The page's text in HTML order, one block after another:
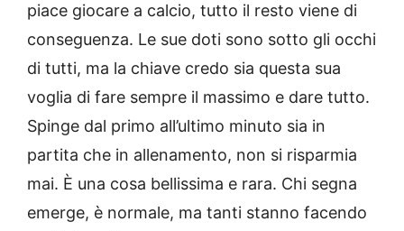
piace giocare a calcio, tutto il resto viene di
conseguenza. Le sue doti sono sotto gli occhi
di tutti, ma la chiave credo sia questa sua
voglia di fare sempre il massimo e dare tutto.
Spinge dal primo all’ultimo minuto sia in
partita che in allenamento, non si risparmia
mai. È una cosa bellissima e rara. Chi segna
emerge, è normale, ma tanti stanno facendo